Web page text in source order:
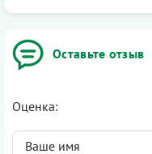
Оставьте отзыв
Оценка: